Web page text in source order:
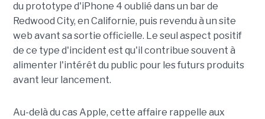
du prototype d'iPhone 4 oublié dans un bar de
Redwood City, en Californie, puis revendu à un site
web avant sa sortie officielle. Le seul aspect positif
de ce type d'incident est qu'il contribue souvent à
alimenter l'intérêt du public pour les futurs produits
avant leur lancement.
Au-delà du cas Apple, cette affaire rappelle aux